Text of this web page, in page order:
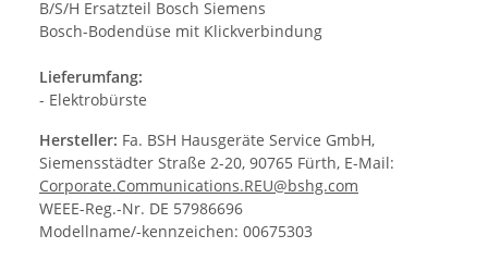
B/S/H Ersatzteil Bosch Siemens
Bosch-Bodendüse mit Klickverbindung
Lieferumfang:
- Elektrobürste
Hersteller: Fa. BSH Hausgeräte Service GmbH,
Siemensstädter Straße 2-20, 90765 Fürth, E-Mail:
Corporate.Communications.REU@bshg.com
WEEE-Reg.-Nr. DE 57986696
Modellname/-kennzeichen: 00675303